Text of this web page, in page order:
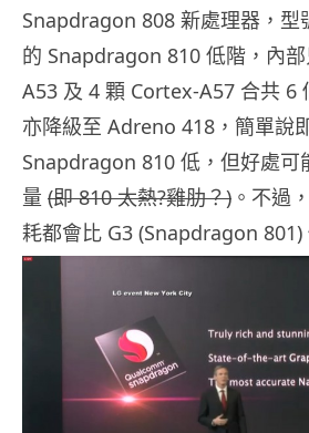
Snapdragon 808 新處理器，型
的 Snapdragon 810 低階，內
A53 及 4 顆 Cortex-A57 合共 6
亦降級至 Adreno 418，簡單說
Snapdragon 810 低，但好處可
量 (即 810 太熱?雞肋？) 。不過
耗都會比 G3 (Snapdragon 801)